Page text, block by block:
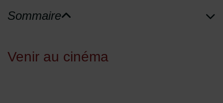
Sommaire
de blocs de page
Venir au cinéma